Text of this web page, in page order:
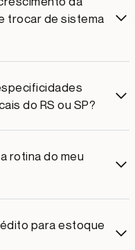
trocar de sistema
do RS ou SP?
rotina do meu
para estoque